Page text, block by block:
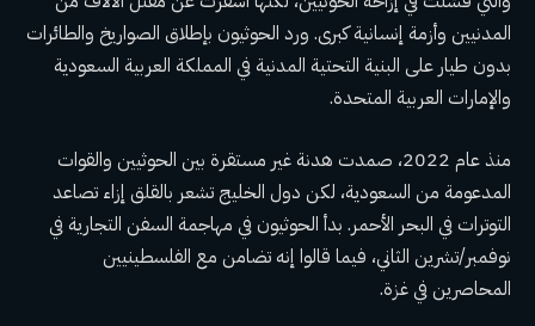
المدنيين وأزمة إنسانية كبرى. ورد الحوثيون بإطلاق الصواريخ والطائرات
بدون طيار على البنية التحتية المدنية في المملكة العربية السعودية
والإمارات العربية المتحدة.
منذ عام 2022، صمدت هدنة غير مستقرة بين الحوثيين والقوات
المدعومة من السعودية، لكن دول الخليج تشعر بالقلق إزاء تصاعد
التوترات في البحر الأحمر. بدأ الحوثيون في مهاجمة السفن التجارية في
نوفمبر/تشرين الثاني، فيما قالوا إنه تضامن مع الفلسطينيين
المحاصرين في غزة.